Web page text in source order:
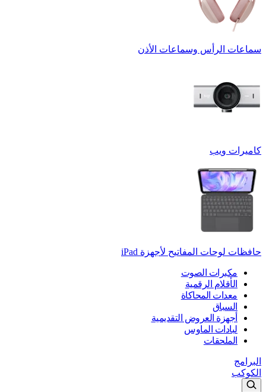
سماعات الرأس وسماعات الأذن
كاميرات ويب
حافظات لوحات المفاتيح لأجهزة ‏iPad
مكبرات الصوت
الأقلام الرقمية
معدات المحاكاة
السباق
أجهزة العروض التقديمية
لبادات الماوس
الملحقات
البرامج
الكوكب